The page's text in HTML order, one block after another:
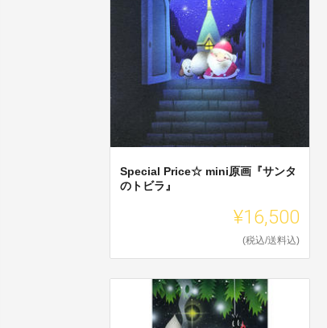
Special Price☆ mini原画『サンタ
のトビラ』
¥16,500
(税込/送料込)